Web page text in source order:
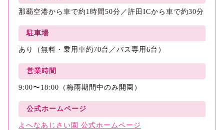
那覇空港から車で約1時間50分／許田ICから車で約30分
駐車場
あり（無料・乗用車約70台／バス専用6台）
営業時間
9:00〜18:00（梅雨期間中のみ開園）
公式ホームページ
よへなあじさい園 公式ホームページ